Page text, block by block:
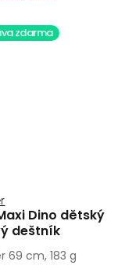
zdarma
Dino dětský
deštník
69 cm, 183 g